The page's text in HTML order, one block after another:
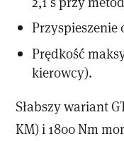
Przyspieszenie
Prędkość
kierowcy).
Słabszy wariant
KM) i 1800 Nm